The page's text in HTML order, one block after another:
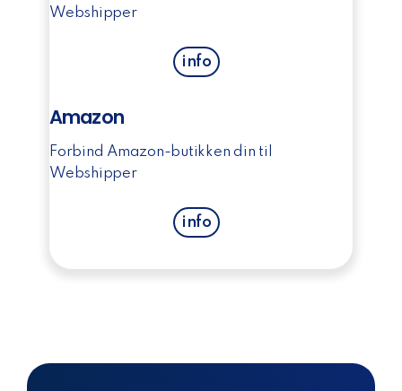
Webshipper
info
Amazon
Forbind Amazon-butikken din til
Webshipper
info